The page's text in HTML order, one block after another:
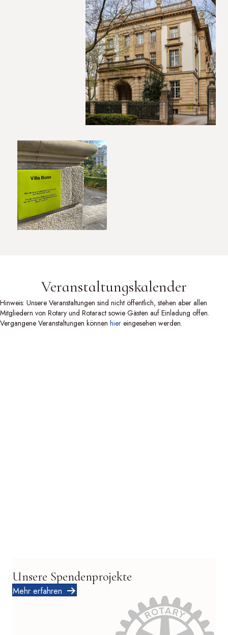
Veranstaltungskalender
Hinweis: Unsere Veranstaltungen sind nicht öffentlich, stehen aber allen
Mitgliedern von Rotary und Rotaract sowie Gästen auf Einladung offen.
Vergangene Veranstaltungen können hier eingesehen werden.
Unsere Spendenprojekte
Mehr erfahren